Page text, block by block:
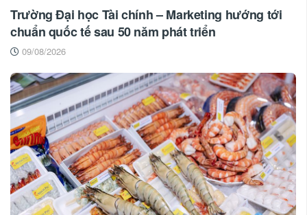
Trường Đại học Tài chính – Marketing hướng tới
chuẩn quốc tế sau 50 năm phát triển
09/08/2026